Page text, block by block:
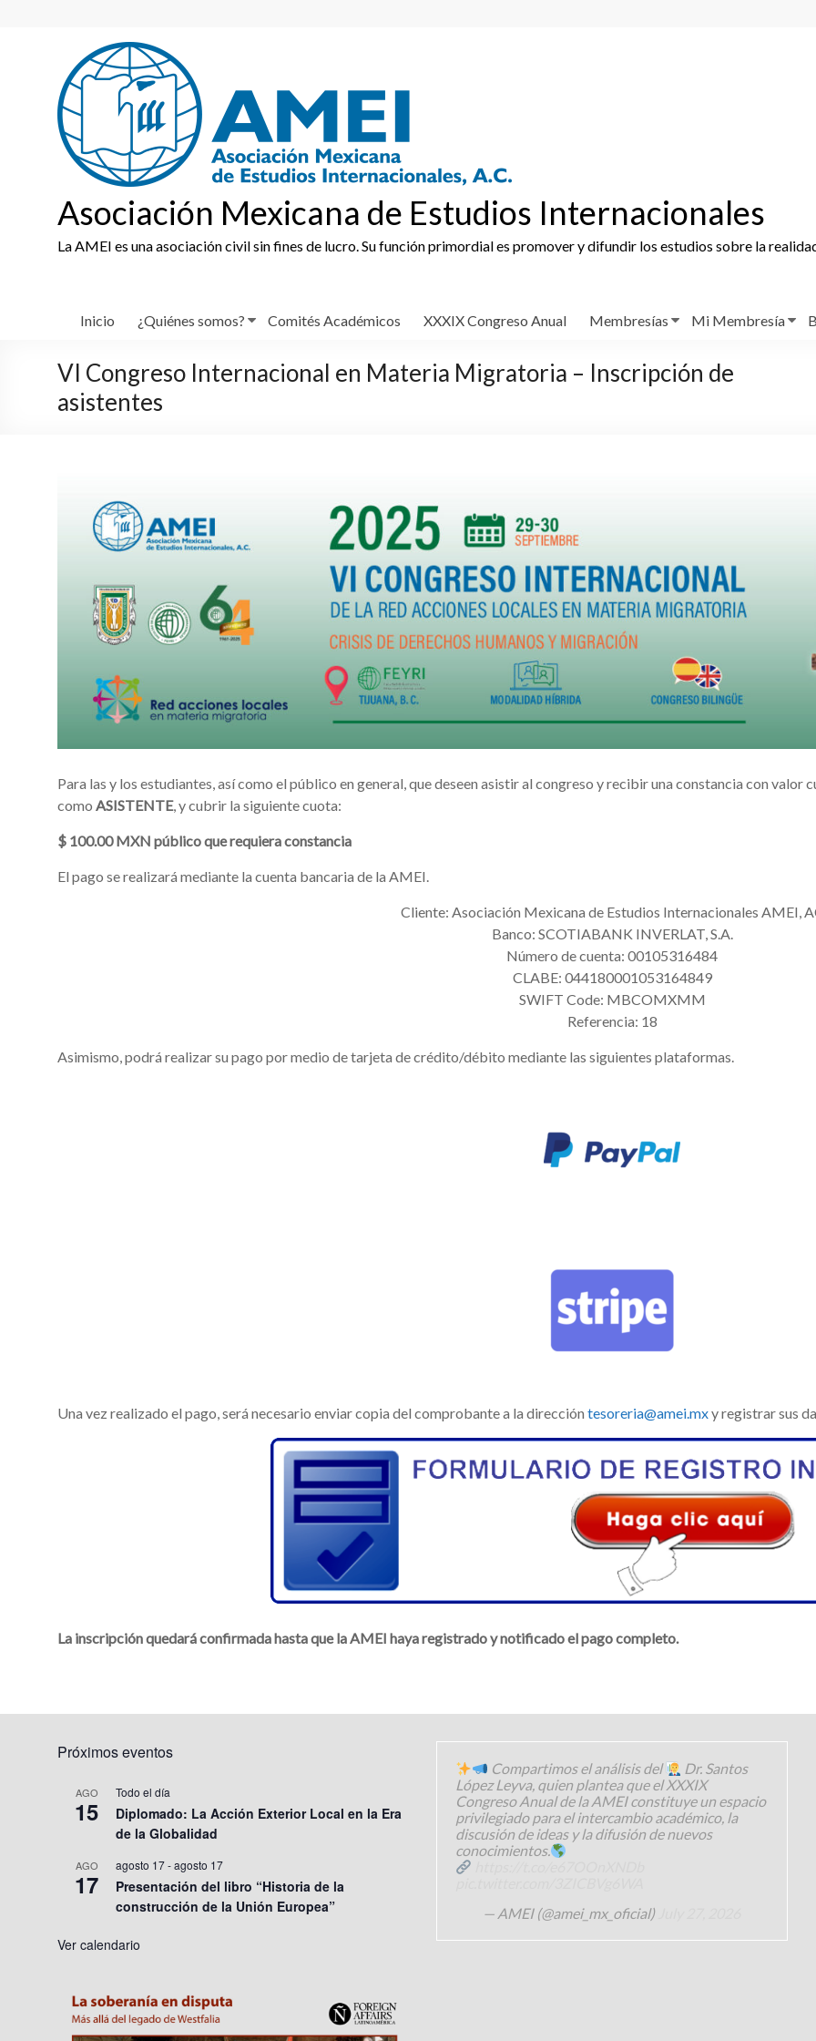
Asociación Mexicana de Estudios Internacionales
La AMEI es una asociación civil sin fines de lucro. Su función primordial es promover y difundir los estudios sobre la
Inicio ¿Quiénes somos? Comités Académicos XXXIX Congreso Anual Membresías Mi Membresía
VI Congreso Internacional en Materia Migratoria – Inscripción de
asistentes
Para las y los estudiantes, así como el público en general, que deseen asistir al congreso y recibir una constancia con
como ASISTENTE, y cubrir la siguiente cuota:
$ 100.00 MXN público que requiera constancia
El pago se realizará mediante la cuenta bancaria de la AMEI.
Cliente: Asociación Mexicana de Estudios Internacionales AMEI,
Banco: SCOTIABANK INVERLAT, S.A.
Número de cuenta: 00105316484
CLABE: 044180001053164849
SWIFT Code: MBCOMXMM
Referencia: 18
Asimismo, podrá realizar su pago por medio de tarjeta de crédito/débito mediante las siguientes plataformas.
Una vez realizado el pago, será necesario enviar copia del comprobante a la dirección tesoreria@amei.mxy registrar sus
La inscripción quedará confirmada hasta que la AMEI haya registrado y notificado el pago completo.
Próximos eventos
AGO
15
Todo el día
Diplomado: La Acción Exterior Local en la Era
de la Globalidad
AGO
17
agosto 17-agosto 17
Presentación del libro “Historia de la
construcción de la Unión Europea”
Ver calendario
Compartimos el análisis del
Dr. Santos
López Leyva, quien plantea que el XXXIX
Congreso Anual de la AMEI constituye un espacio
privilegiado para el intercambio académico, la
discusión de ideas y la difusión de nuevos
conocimientos.
— AMEI (@amei_mx_oficial)